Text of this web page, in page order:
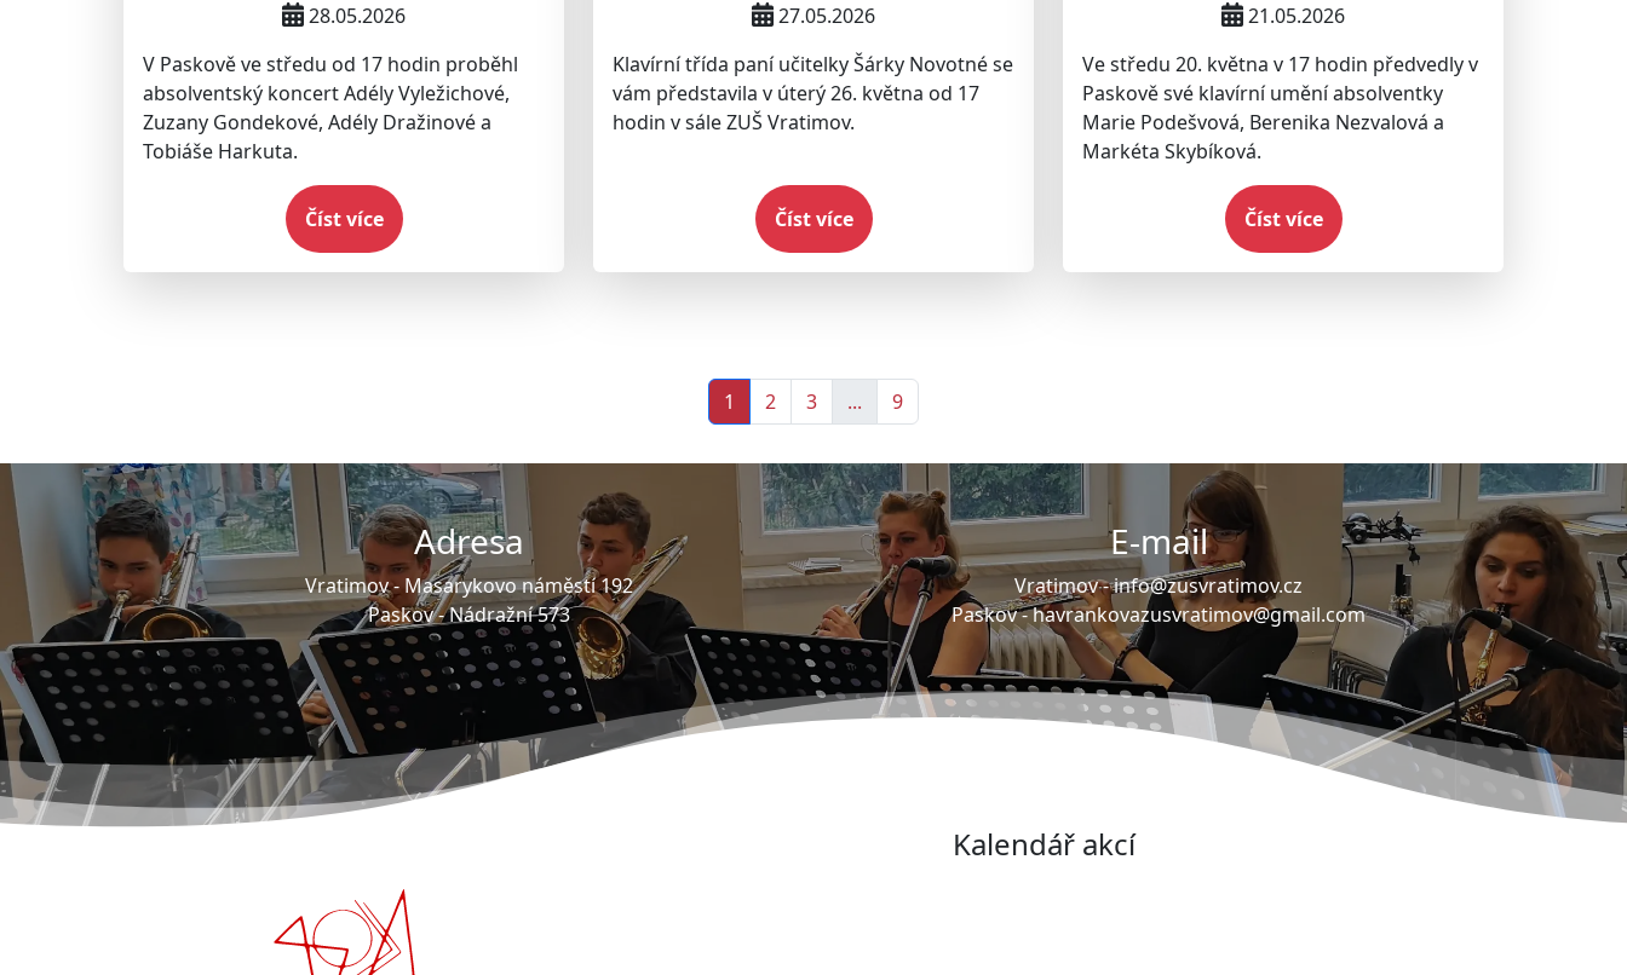
28.05.2026
V Paskově ve středu od 17 hodin proběhl
absolventský koncert Adély Vyležichové,
Zuzany Gondekové, Adély Dražinové a
Tobiáše Harkuta.
Číst více
27.05.2026
Klavírní třída paní učitelky Šárky Novotné se
vám představila v úterý 26. května od 17
hodin v sále ZUŠ Vratimov.
Číst více
21.05.2026
Ve středu 20. května v 17 hodin předvedly v
Paskově své klavírní umění absolventky
Marie Podešvová, Berenika Nezvalová a
Markéta Skybíková.
Číst více
1 2 3 ... 9
Adresa
Vratimov - Masarykovo náměstí 192
Paskov -Nádražní 573
E-mail
Vratimov -info@zusvratimov.cz
Paskov -havrankovazusvratimov@gmail.com
Kalendář akcí